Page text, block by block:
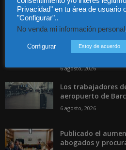
Incluso más noticias
responsabilidades
prevención
6 agosto, 2026
Los trabajadores
aeropuerto de
6 agosto, 2026
Publicado el
abogados y
Privacidad" en tu área de usuario
"Configurar"..
No venda mi información personal.
Configurar Estoy de acuerdo